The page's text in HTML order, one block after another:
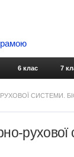
6 клас 7
СИСТЕМИ.
рухової